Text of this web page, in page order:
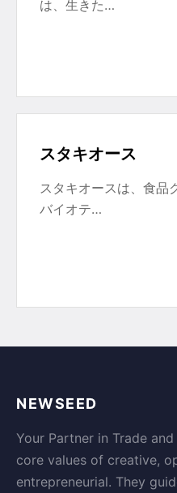
は、生きた…
スタキオース
スタキオースは、食品
バイオテ…
NEWSEED
Your Partner in Trade
core values of creative,
entrepreneurial. They